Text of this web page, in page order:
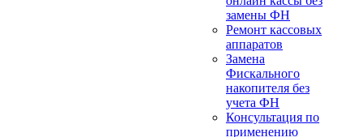
замены ФН
Ремонт кассовых
аппаратов
Замена
Фискального
накопителя без
учета ФН
Консультация по
применению